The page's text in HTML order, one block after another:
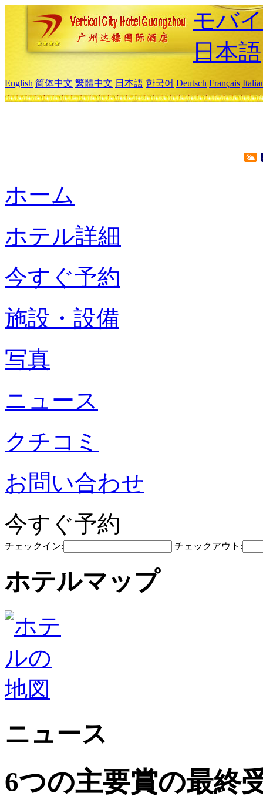
モバ
日本語
English 简体中文 繁體中文 日本語 한국어 Deutsch Français
ホーム
ホテル詳細
今すぐ予約
施設・設備
写真
ニュース
クチコミ
お問い合わせ
今すぐ予約
チェックイン: チェックアウト:
ホテルマップ
ニュース
6つの主要賞の最終